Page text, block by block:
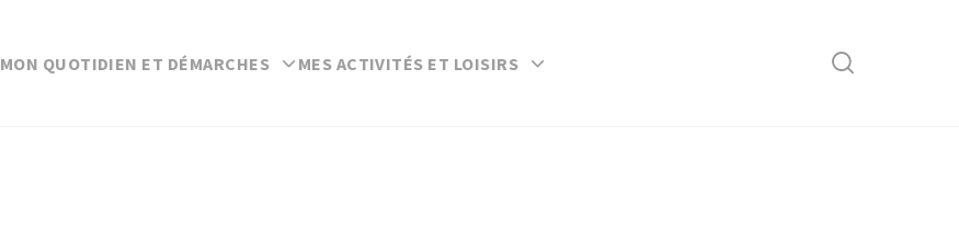
MON QUOTIDIEN ET DÉMARCHES MES ACTIVITÉS ET LOISIRS Rechercher